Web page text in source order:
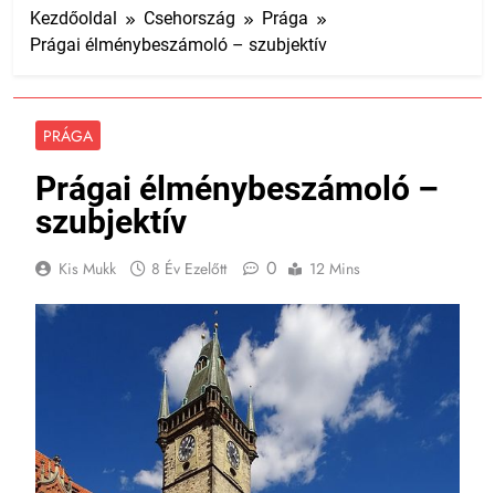
Kezdőoldal Csehország
Prága
Prágai élménybeszámoló – szubjektív
PRÁGA
Prágai élménybeszámoló –
szubjektív
Kis Mukk 8 Év Ezelőtt 0 12 Mins